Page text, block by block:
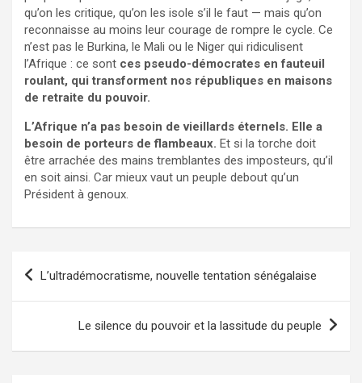
qu’on les critique, qu’on les isole s’il le faut — mais qu’on
reconnaisse au moins leur courage de rompre le cycle. Ce
n’est pas le Burkina, le Mali ou le Niger qui ridiculisent
l’Afrique : ce sont ces pseudo-démocrates en fauteuil
roulant, qui transforment nos républiques en maisons
de retraite du pouvoir.
L’Afrique n’a pas besoin de vieillards éternels. Elle a
besoin de porteurs de flambeaux. Et si la torche doit
être arrachée des mains tremblantes des imposteurs, qu’il
en soit ainsi. Car mieux vaut un peuple debout qu’un
Président à genoux.
Navigation
de
L’ultradémocratisme, nouvelle tentation sénégalaise
Le silence du pouvoir et la lassitude du peuple